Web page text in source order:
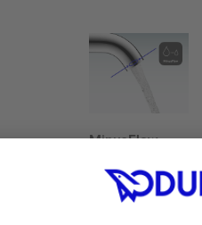
MinusFlow
With a flow rate of
basin mixers use
energy sparingly.